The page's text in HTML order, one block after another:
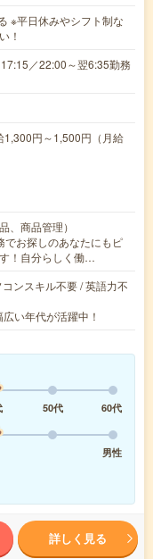
※平日休みやシフト制な
！
／22:00～翌6:35勤務
円～1,500円（月給
、商品管理）
でお探しのあなたにもピ
！自分らしく働…
ンスキル不要 / 英語力不
い年代が活躍中！
50代
60代
男性
詳しく見る